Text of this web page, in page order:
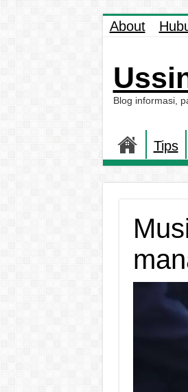
About
Blog informasi,
Tips